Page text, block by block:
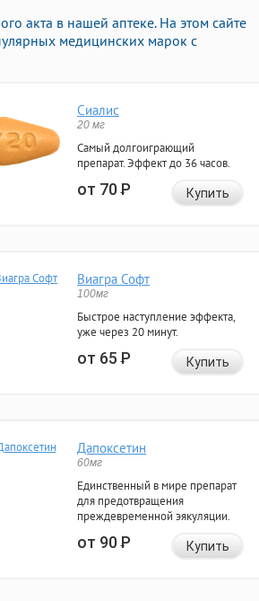
акта в нашей аптеке. На этом сайте
медицинских марок с
Сиалис
20 мг
Самый долгоиграющий
препарат. Эффект до 36 часов.
от 70Р Купить
Виагра Софт
100мг
Быстрое наступление эффекта,
уже через 20 минут.
от 65Р Купить
Дапоксетин
60мг
Единственный в мире препарат
для предотвращения
преждевременной эякуляции.
от 90Р Купить